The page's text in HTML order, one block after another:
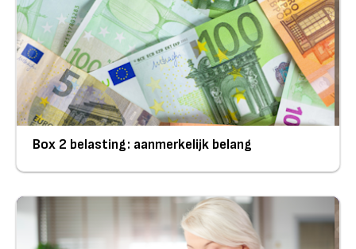
Box 2 belasting: aanmerkelijk belang